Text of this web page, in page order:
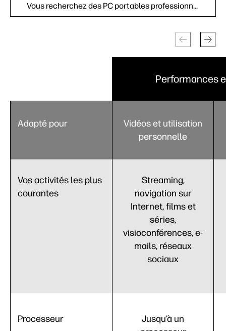
Vous recherchez des PC portables professionnels ?
Adapté pour
Vos activités les plus
courantes
Processeur
Performances
Vidéos et utilisation
personnelle
Streaming,
navigation sur
Internet, films et
séries,
visioconférences, e-
mails, réseaux
sociaux
Jusqu’à un